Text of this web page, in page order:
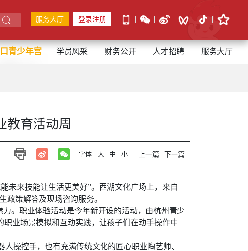
服务大厅 登录注册
青少年宫 学员风采 财务公开 人才招聘 服务大厅
教育活动周
字体: 大 中 小 上一篇 下一篇
未来技能让生活更美好”。西湖文化广场上，来自
政策解答及现场咨询服务。
。职业体验活动是今年新开设的活动，由杭州青少
业场景模拟和互动实践，让孩子们在动手操作中
操控手，也有充满传统文化的匠心职业陶艺师、